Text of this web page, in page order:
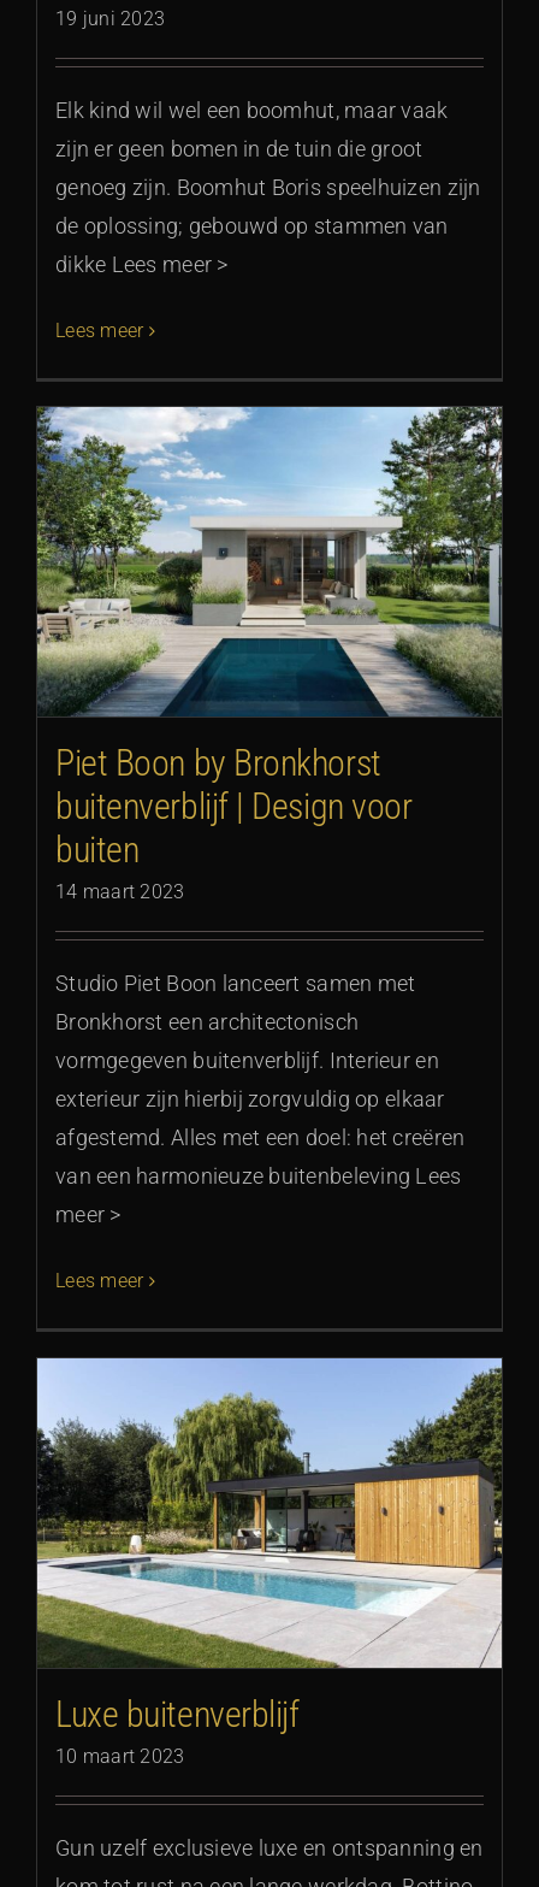
19 juni 2023
Elk kind wil wel een boomhut, maar vaak
zijn er geen bomen in de tuin die groot
genoeg zijn. Boomhut Boris speelhuizen zijn
de oplossing; gebouwd op stammen van
dikke Lees meer >
Lees meer
Piet Boon by Bronkhorst
buitenverblijf | Design voor
buiten
14 maart 2023
Studio Piet Boon lanceert samen met
Bronkhorst een architectonisch
vormgegeven buitenverblijf. Interieur en
exterieur zijn hierbij zorgvuldig op elkaar
afgestemd. Alles met een doel: het creëren
van een harmonieuze buitenbeleving Lees
meer >
Lees meer
Luxe buitenverblijf
10 maart 2023
Gun uzelf exclusieve luxe en ontspanning en